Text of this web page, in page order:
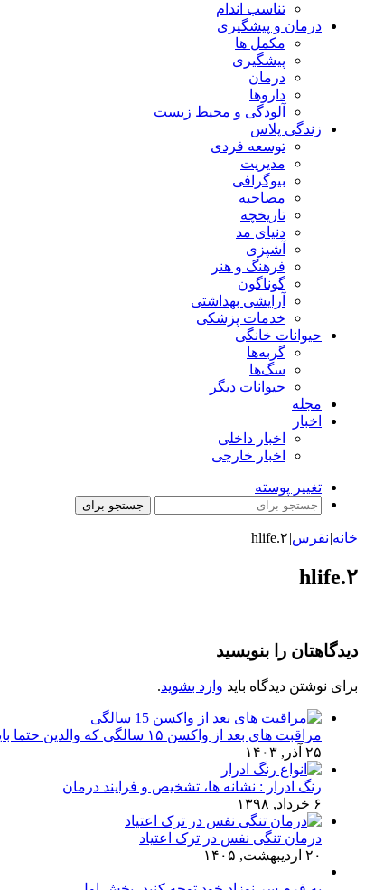
تناسب اندام
درمان و پیشگیری
مکمل ها
پیشگیری
درمان
داروها
آلودگی و محیط زیست
زندگی پلاس
توسعه فردی
مدیریت
بیوگرافی
مصاحبه
تاریخچه
دنیای مد
آشپزی
فرهنگ و هنر
گوناگون
آرایشی بهداشتی
خدمات پزشکی
حیوانات خانگی
گربه‌ها
سگ‌ها
حیوانات دیگر
مجله
اخبار
اخبار داخلی
اخبار خارجی
تغییر پوسته
جستجو برای
خانه|نقرس|hlife.۲
hlife.۲
دیدگاهتان را بنویسید
برای نوشتن دیدگاه باید وارد بشوید.
مراقبت های بعد از واکسن ۱۵ سالگی که والدین حتما باید بدانند!
۲۵ آذر, ۱۴۰۳
رنگ ادرار : نشانه ها، تشخیص و فرایند درمان
۶ خرداد, ۱۳۹۸
درمان تنگی نفس در ترک اعتیاد
۲۰ اردیبهشت, ۱۴۰۵